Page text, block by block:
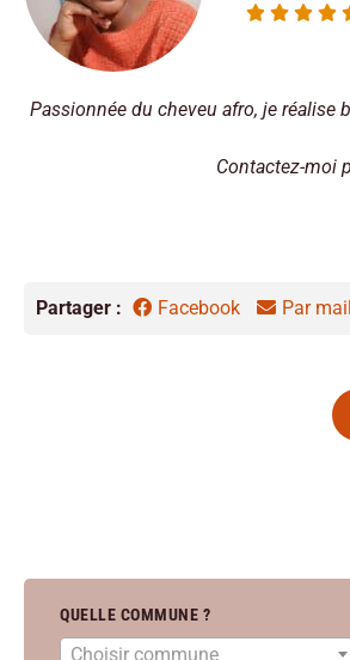
Passionnée du cheveu afro, je
Contactez-moi
Partager : Facebook Par mail
QUELLE COMMUNE ?
Choisir commune